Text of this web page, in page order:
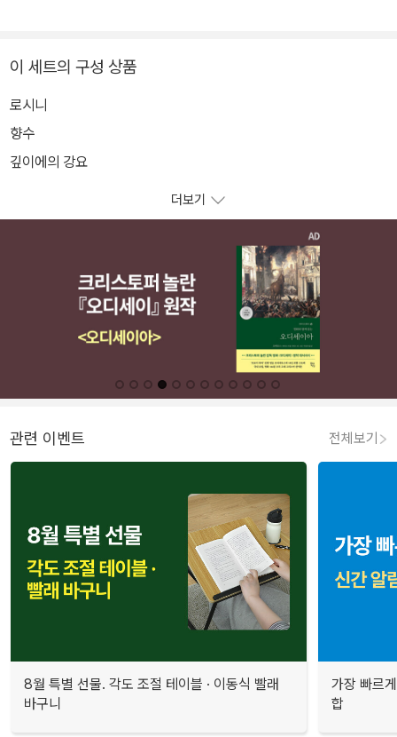
이 세트의 구성 상품
로시니
향수
깊이에의 강요
더보기
관련 이벤트 전체보기
8월 특별 선물. 각도 조절 테이블 · 이동식 빨래
바구니
가장 빠르
합